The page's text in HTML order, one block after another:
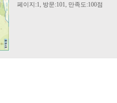
페이지:1, 방문:101, 만족도:100점